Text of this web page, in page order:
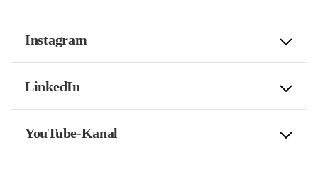
Instagram
LinkedIn
YouTube-Kanal